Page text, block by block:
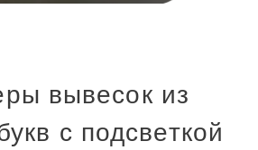
вывесок из
с подсветкой